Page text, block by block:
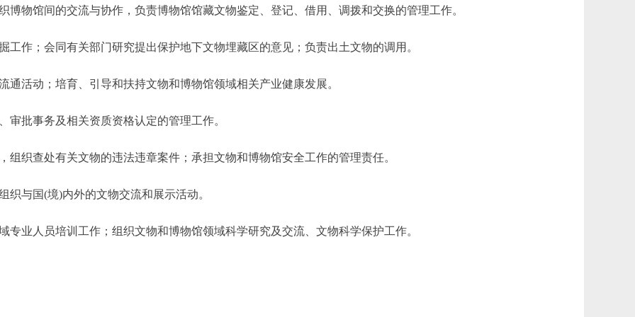
馆间的交流与协作，负责博物馆馆藏文物鉴定、登记、借用、调拨和交换的管理工作。
；会同有关部门研究提出保护地下文物埋藏区的意见；负责出土文物的调用。
动；培育、引导和扶持文物和博物馆领域相关产业健康发展。
批事务及相关资质资格认定的管理工作。
查处有关文物的违法违章案件；承担文物和博物馆安全工作的管理责任。
与国(境)内外的文物交流和展示活动。
人员培训工作；组织文物和博物馆领域科学研究及交流、文物科学保护工作。